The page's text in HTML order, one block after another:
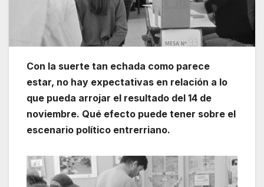
Con la suerte tan echada como parece
estar, no hay expectativas en relación a lo
que pueda arrojar el resultado del 14 de
noviembre. Qué efecto puede tener sobre el
escenario político entrerriano.